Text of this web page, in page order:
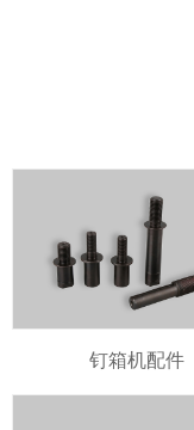
钉箱机配件